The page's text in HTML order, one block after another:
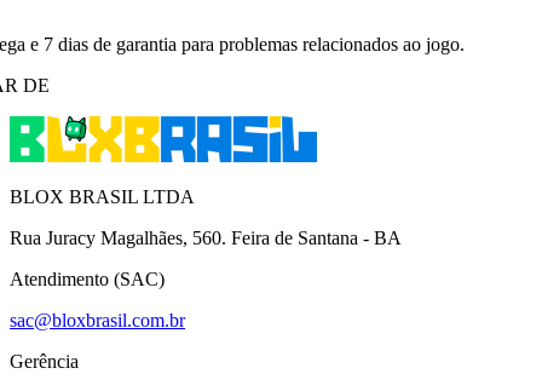
e 7 dias de garantia para problemas relacionados ao jogo.
DE
BLOX BRASIL LTDA
Rua Juracy Magalhães, 560. Feira de Santana - BA
Atendimento (SAC)
sac@bloxbrasil.com.br
Gerência